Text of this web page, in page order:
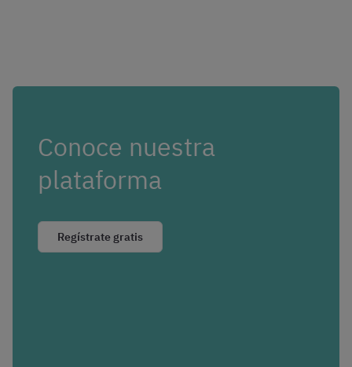
Conoce nuestra
plataforma
Regístrate gratis